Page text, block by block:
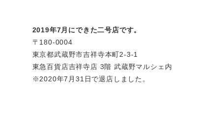
2019年7月にできた二号店です。
〒180-0004
東京都武蔵野市吉祥寺本町2-3-1
東急百貨店吉祥寺店 3階 武蔵野マルシェ内
※2020年7月31日で退店しました。